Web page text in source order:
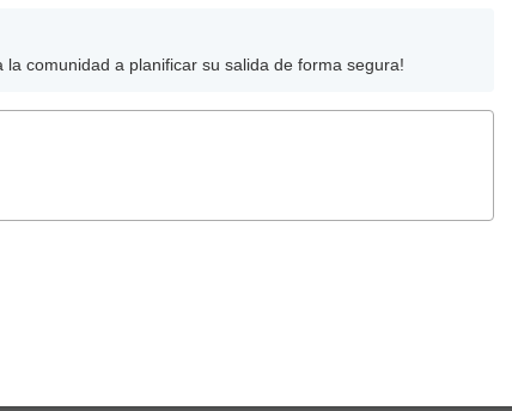
la comunidad a planificar su salida de forma segura!